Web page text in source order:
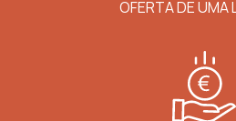
OFERTA DE UMA